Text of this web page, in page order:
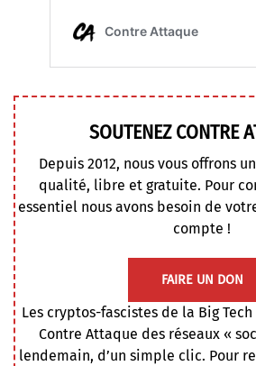
SOUTENEZ CONTRE
Depuis 2012, nous vous offrons
qualité, libre et gratuite. Pour
essentiel nous avons besoin de
compte !
FAIRE UN DON
Les cryptos-fascistes de la Big
Contre Attaque des réseaux «
lendemain, d’un simple clic. Pour